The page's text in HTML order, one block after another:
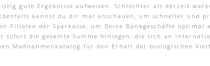
gute Ergebnisse aufweisen. Schlechter als derzeit
kannst du dir mal anschauen, um schneller und
Filialen der Sparkasse, um Deine Bankgeschäfte optimal
sofort die gesamte Summe hinlegen, die sich an
Maßnahmenkatalog für den Erhalt der biologischen